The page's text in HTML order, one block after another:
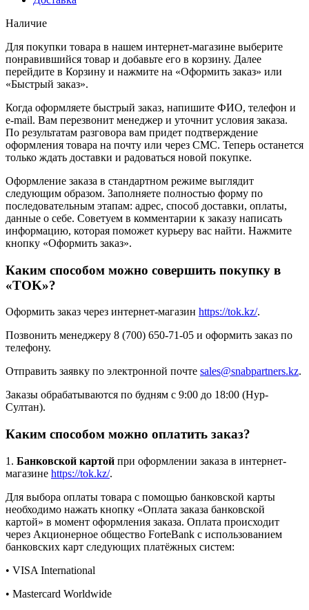
Наличие
Для покупки товара в нашем интернет-магазине выберите
понравившийся товар и добавьте его в корзину. Далее
перейдите в Корзину и нажмите на «Оформить заказ» или
«Быстрый заказ».
Когда оформляете быстрый заказ, напишите ФИО, телефон и
e-mail. Вам перезвонит менеджер и уточнит условия заказа.
По результатам разговора вам придет подтверждение
оформления товара на почту или через СМС. Теперь останется
только ждать доставки и радоваться новой покупке.
Оформление заказа в стандартном режиме выглядит
следующим образом. Заполняете полностью форму по
последовательным этапам: адрес, способ доставки, оплаты,
данные о себе. Советуем в комментарии к заказу написать
информацию, которая поможет курьеру вас найти. Нажмите
кнопку «Оформить заказ».
Каким способом можно совершить покупку в
«TOK»?
Оформить заказ через интернет-магазин https://tok.kz/.
Позвонить менеджеру 8 (700) 650-71-05 и оформить заказ по
телефону.
Отправить заявку по электронной почте sales@snabpartners.kz.
Заказы обрабатываются по будням с 9:00 до 18:00 (Нур-
Султан).
Каким способом можно оплатить заказ?
1. Банковской картой при оформлении заказа в интернет-
магазине https://tok.kz/.
Для выбора оплаты товара с помощью банковской карты
необходимо нажать кнопку «Оплата заказа банковской
картой» в момент оформления заказа. Оплата происходит
через Акционерное общество ForteBank с использованием
банковских карт следующих платёжных систем:
• VISA International
• Mastercard Worldwide